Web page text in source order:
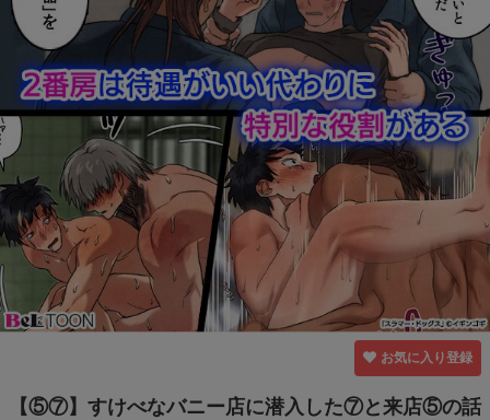
お気に入り登録
【⑤⑦】すけべなバニー店に潜入した⑦と来店⑤の話